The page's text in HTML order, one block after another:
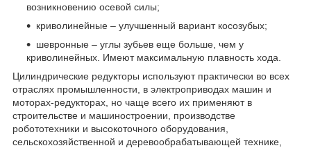
возникновению осевой силы;
криволинейные – улучшенный вариант косозубых;
шевронные – углы зубьев еще больше, чем у
криволинейных. Имеют максимальную плавность хода.
Цилиндрические редукторы используют практически во всех
отраслях промышленности, в электроприводах машин и
моторах-редукторах, но чаще всего их применяют в
строительстве и машиностроении, производстве
робототехники и высокоточного оборудования,
сельскохозяйственной и деревообрабатывающей технике,